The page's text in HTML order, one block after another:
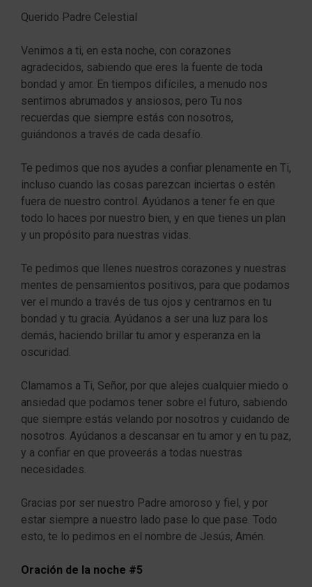
Querido Padre Celestial
Venimos a ti, en esta noche, con corazones
agradecidos, sabiendo que eres la fuente de toda
bondad y amor. En tiempos difíciles, a menudo nos
sentimos abrumados y ansiosos, pero Tu nos
recuerdas que siempre estás con nosotros,
guiándonos a través de cada desafío.
Te pedimos que nos ayudes a confiar plenamente en Ti,
incluso cuando las cosas parezcan inciertas o estén
fuera de nuestro control. Ayúdanos a tener fe en que
todo lo haces por nuestro bien, y en que tienes un plan
y un propósito para nuestras vidas.
Te pedimos que llenes nuestros corazones y nuestras
mentes de pensamientos positivos, para que podamos
ver el mundo a través de tus ojos y centrarnos en tu
bondad y tu gracia. Ayúdanos a ser una luz para los
demás, haciendo brillar tu amor y esperanza en la
oscuridad.
Clamamos a Ti, Señor, por que alejes cualquier miedo o
ansiedad que podamos tener sobre el futuro, sabiendo
que siempre estás velando por nosotros y cuidando de
nosotros. Ayúdanos a descansar en tu amor y en tu paz,
y a confiar en que proveerás a todas nuestras
necesidades.
Gracias por ser nuestro Padre amoroso y fiel, y por
estar siempre a nuestro lado pase lo que pase. Todo
esto, te lo pedimos en el nombre de Jesús, Amén.
Oración de la noche #5